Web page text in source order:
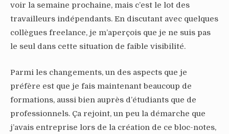
voir la semaine prochaine, mais c’est le lot des
travailleurs indépendants. En discutant avec quelques
collègues freelance, je m’aperçois que je ne suis pas
le seul dans cette situation de faible visibilité.
Parmi les changements, un des aspects que je
préfère est que je fais maintenant beaucoup de
formations, aussi bien auprès d’étudiants que de
professionnels. Ça rejoint, un peu la démarche que
j’avais entreprise lors de la création de ce bloc-notes,